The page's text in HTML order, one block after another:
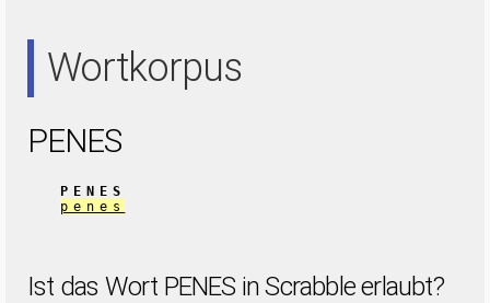
Wortkorpus
PENES
PENES
penes
Ist das Wort PENES in Scrabble erlaubt?